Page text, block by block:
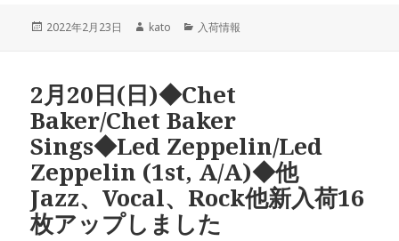
投
2022年2月23日
作
kato
カ
ー
入荷情報
2月20日(日)◆Chet
Baker/Chet Baker
Sings◆Led Zeppelin/Led
Zeppelin (1st, A/A)◆他
Jazz、Vocal、Rock他新入荷16
枚アップしました